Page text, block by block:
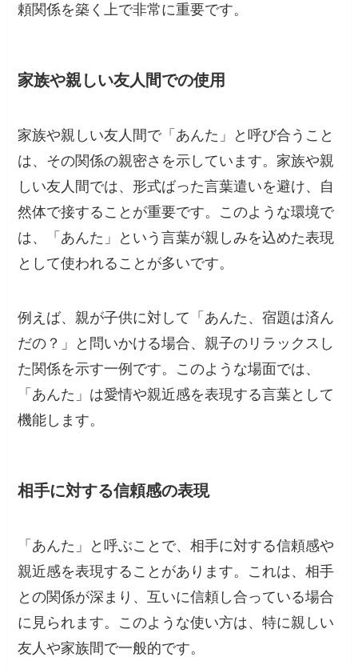
頼関係を築く上で非常に重要です。
家族や親しい友人間での使用
家族や親しい友人間で「あんた」と呼び合うこと
は、その関係の親密さを示しています。家族や親
しい友人間では、形式ばった言葉遣いを避け、自
然体で接することが重要です。このような環境で
は、「あんた」という言葉が親しみを込めた表現
として使われることが多いです。
例えば、親が子供に対して「あんた、宿題は済ん
だの？」と問いかける場合、親子のリラックスし
た関係を示す一例です。このような場面では、
「あんた」は愛情や親近感を表現する言葉として
機能します。
相手に対する信頼感の表現
「あんた」と呼ぶことで、相手に対する信頼感や
親近感を表現することがあります。これは、相手
との関係が深まり、互いに信頼し合っている場合
に見られます。このような使い方は、特に親しい
友人や家族間で一般的です。